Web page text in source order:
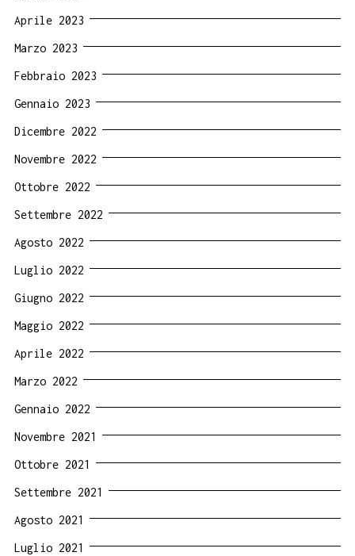
Aprile 2023
Marzo 2023
Febbraio 2023
Gennaio 2023
Dicembre 2022
Novembre 2022
Ottobre 2022
Settembre 2022
Agosto 2022
Luglio 2022
Giugno 2022
Maggio 2022
Aprile 2022
Marzo 2022
Gennaio 2022
Novembre 2021
Ottobre 2021
Settembre 2021
Agosto 2021
Luglio 2021